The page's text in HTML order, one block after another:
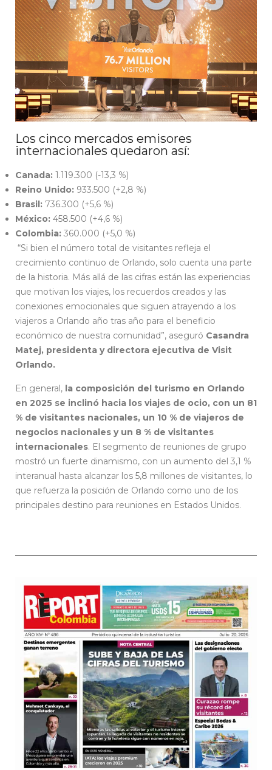
Los cinco mercados emisores
internacionales quedaron así:
Canada: 1.119.300 (-13,3 %)
Reino Unido: 933.500 (+2,8 %)
Brasil: 736.300 (+5,6 %)
México: 458.500 (+4,6 %)
Colombia: 360.000 (+5,0 %)
“Si bien el número total de visitantes refleja el
crecimiento continuo de Orlando, solo cuenta una parte
de la historia. Más allá de las cifras están las experiencias
que motivan los viajes, los recuerdos creados y las
conexiones emocionales que siguen atrayendo a los
viajeros a Orlando año tras año para el beneficio
económico de nuestra comunidad”, aseguró Casandra
Matej, presidenta y directora ejecutiva de Visit
Orlando.
En general, la composición del turismo en Orlando
en 2025 se inclinó hacia los viajes de ocio, con un 81
% de visitantes nacionales, un 10 % de viajeros de
negocios nacionales y un 8 % de visitantes
internacionales. El segmento de reuniones de grupo
mostró un fuerte dinamismo, con un aumento del 3,1 %
interanual hasta alcanzar los 5,8 millones de visitantes, lo
que refuerza la posición de Orlando como uno de los
principales destino para reuniones en Estados Unidos.